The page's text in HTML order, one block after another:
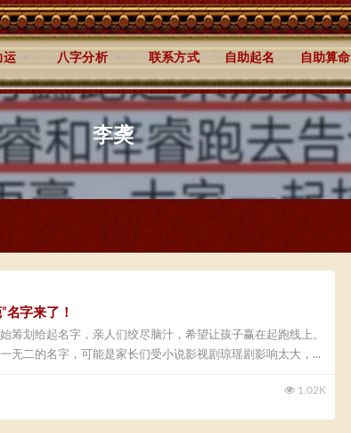
运 八字分析 联系方式 自助起名 自助算命
李䶮
名字来了！
筹划给起名字，亲人们绞尽脑汁，希望让孩子赢在起跑线上。
无二的名字，可能是家长们受小说影视剧琼瑶剧影响太大，...
1.02K